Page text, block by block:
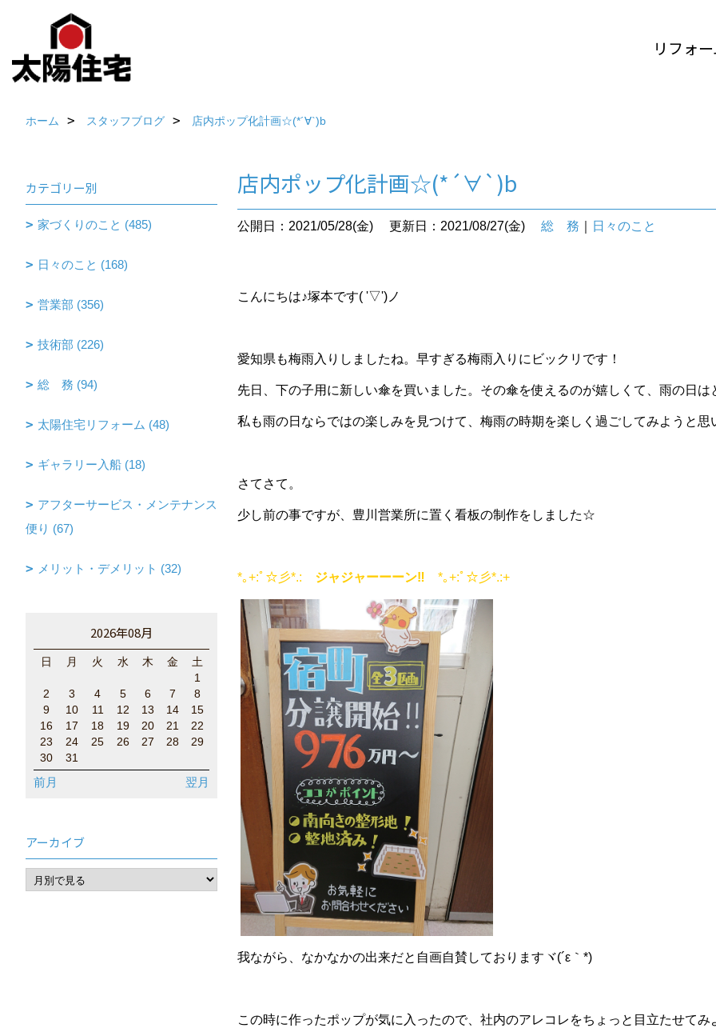
リフォ
ホーム スタッフブログ 店内ポップ化計画☆(*´∀`)b
店内ポップ化計画☆(*´∀`)b
公開日：2021/05/28(金) 更新日：2021/08/27(金) 総 務 日々のこと
こんにちは♪塚本です( '▽')ノ
愛知県も梅雨入りしましたね。早すぎる梅雨入りにビックリです！
先日、下の子用に新しい傘を買いました。その傘を使えるのが嬉しくて、雨の日
私も雨の日ならではの楽しみを見つけて、梅雨の時期を楽しく過ごしてみようと
さてさて。
少し前の事ですが、豊川営業所に置く看板の制作をしました☆
*｡+:ﾟ☆彡*.: ジャジャーーーン‼ *｡+:ﾟ☆彡*.:+
我ながら、なかなかの出来だと自画自賛しておりますヾ(´ε｀*)ゝ
この時に作ったポップが気に入ったので、社内のアレコレをちょっと目立たせて
カテゴリー別
家づくりのこと (485)
日々のこと (168)
営業部 (356)
技術部 (226)
総 務 (94)
太陽住宅リフォーム (48)
ギャラリー入船 (18)
アフターサービス・メンテナンス
便り (67)
メリット・デメリット (32)
2026年08月
日 月 火 水 木 金
土
1
2
3 4 5 6 7
8
9
10 11 12 13 14
15
16
17 18 19 20 21
22
23
24 25 26 27 28
29
30
31
前月 翌月
アーカイブ